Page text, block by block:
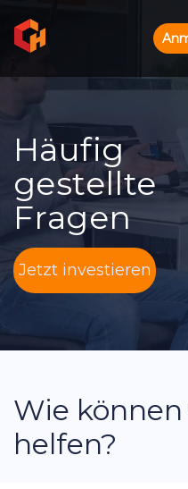
Häufig
gestellte
Fragen
Jetzt investieren
Wie
helfen?